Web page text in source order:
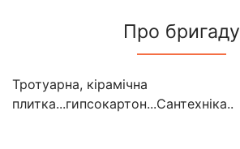
Про бригаду
Тротуарна, кірамічна
плитка...гипсокартон...Сантехніка..